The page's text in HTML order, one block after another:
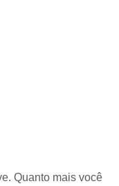
Quanto mais você